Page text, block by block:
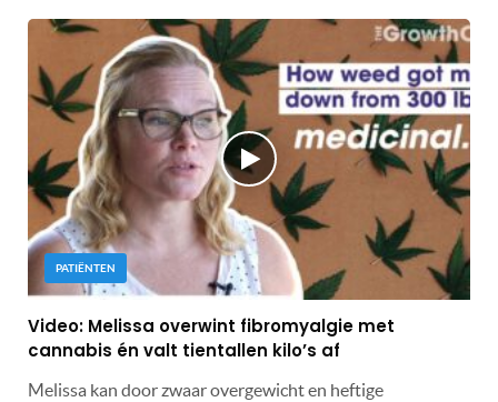
PATIËNTEN
Video: Melissa overwint fibromyalgie met
cannabis én valt tientallen kilo’s af
Melissa kan door zwaar overgewicht en heftige